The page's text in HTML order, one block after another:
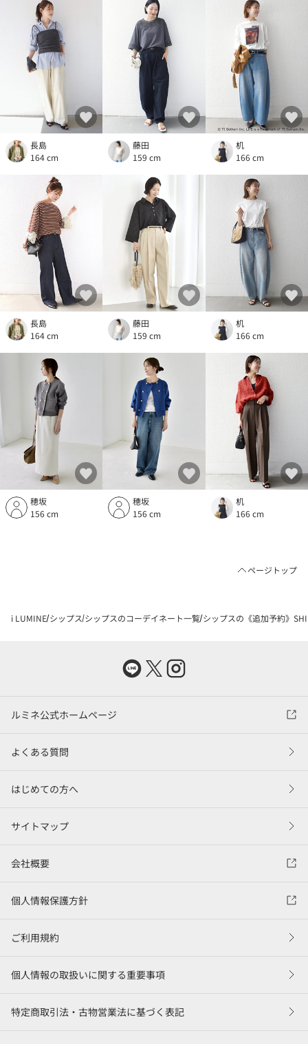
長島
164 cm
藤田
159 cm
机
166 cm
長島
164 cm
藤田
159 cm
机
166 cm
穂坂
156 cm
穂坂
156 cm
机
166 cm
ページトップ
i LUMINE シップス シップスのコーデイネート一覧 シップスの《追加予約》
ルミネ公式ホームページ
よくある質問
はじめての方へ
サイトマップ
会社概要
個人情報保護方針
ご利用規約
個人情報の取扱いに関する重要事項
特定商取引法・古物営業法に基づく表記